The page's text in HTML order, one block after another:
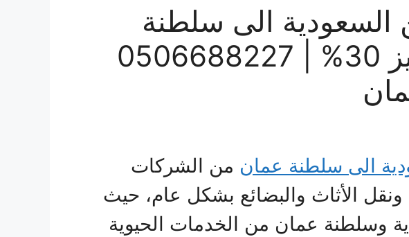
الى سلطنة
عمان خصم مميز 30% | 0506688227
الى سلطنة عمان من الشركات
الأثاث والبضائع بشكل عام، حيث
وسلطنة عمان من الخدمات الحيوية